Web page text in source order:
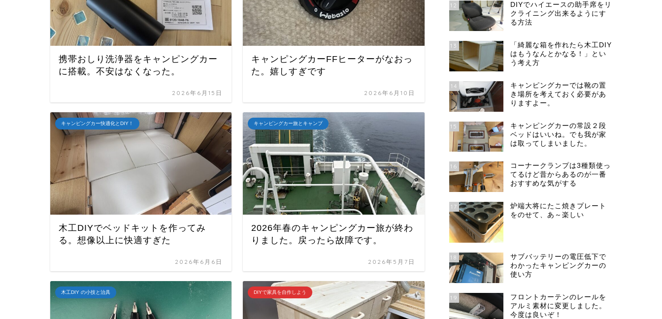
携帯おしり洗浄器をキャンピングカー
に搭載。不安はなくなった。
2026年6月15日
キャンピングカーFFヒーターがなおっ
た。嬉しすぎです
2026年6月10日
キャンピングカー快適化とDIY！
木工DIYでベッドキットを作ってみ
る。想像以上に快適すぎた
2026年6月6日
キャンピングカー旅とキャンプ
2026年春のキャンピングカー旅が終わ
りました。戻ったら故障です。
2026年5月7日
木工DIY の小技と治具 DIYで家具を自作しよう
12
DIYでハイエースの助手席をリ
クライニング出来るようにす
る方法
13
「綺麗な箱を作れたら木工DIY
はもうなんとかなる！」とい
う考え方
14
キャンピングカーでは靴の置
き場所を考えておく必要があ
りますよー。
15
キャンピングカーの常設２段
ベッドはいいね。でも我が家
は取ってしまいました。
16
コーナークランプは3種類使っ
てるけど昔からあるのが一番
おすすめな気がする
17
炉端大将にたこ焼きプレート
をのせて、あ～楽しい
18
サブバッテリーの電圧低下で
わかったキャンピングカーの
使い方
19
フロントカーテンのレールを
アルミ素材に変更しました。
今度は良いぞ！